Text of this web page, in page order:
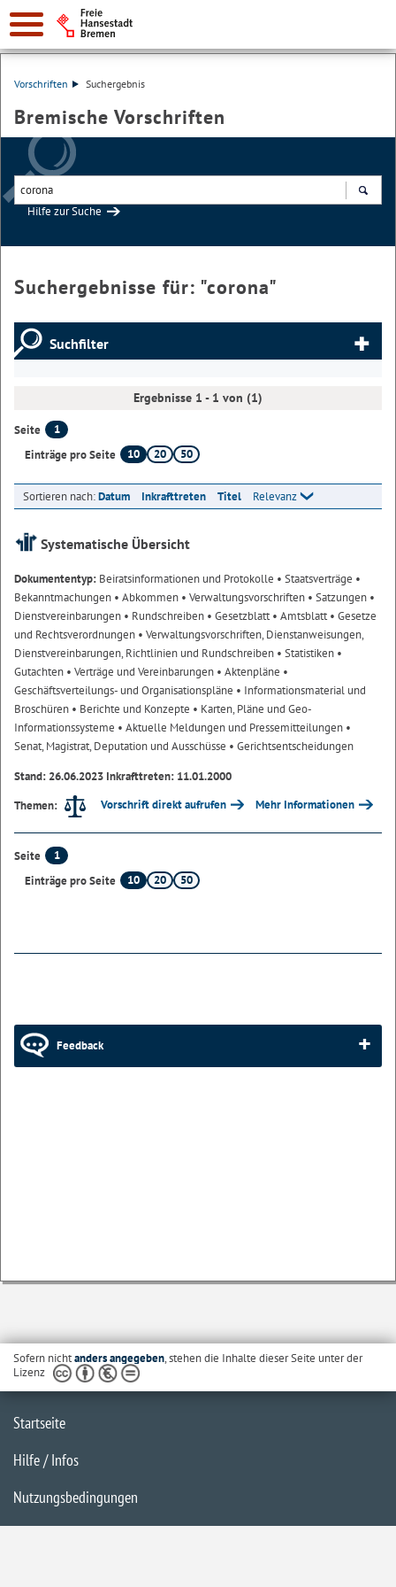
Vorschriften Suchergebnis
Bremische Vorschriften
Hilfe zur Suche
Suchergebnisse für: "corona"
Suchfilter
Ergebnisse 1 - 1 von (1)
Seite
1
Einträge pro Seite
10 20 50
Sortieren nach:Datum Inkrafttreten Titel Relevanz
Systematische Übersicht
Dokumententyp: Beiratsinformationen und Protokolle • Staatsverträge •
Bekanntmachungen • Abkommen • Verwaltungsvorschriften • Satzungen •
Dienstvereinbarungen • Rundschreiben • Gesetzblatt• Amtsblatt• Gesetze
und Rechtsverordnungen • Verwaltungsvorschriften, Dienstanweisungen,
Dienstvereinbarungen, Richtlinien und Rundschreiben • Statistiken •
Gutachten • Verträge und Vereinbarungen • Aktenpläne •
Geschäftsverteilungs- und Organisationspläne • Informationsmaterial und
Broschüren • Berichte und Konzepte • Karten, Pläne und Geo-
Informationssysteme • Aktuelle Meldungen und Pressemitteilungen •
Senat, Magistrat, Deputation und Ausschüsse • Gerichtsentscheidungen
Stand: 26.06.2023 Inkrafttreten: 11.01.2000
Themen:
Vorschrift direkt aufrufen Mehr Informationen
Seite
1
Einträge pro Seite
10 20 50
Feedback
Sofern nichtanders angegeben, stehen die Inhalte dieser Seite unter der
Lizenz
Startseite
Hilfe / Infos
Nutzungsbedingungen